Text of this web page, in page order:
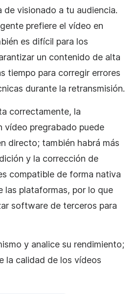
de visionado a tu audiencia.
prefiere el vídeo en
es difícil para los
un contenido de alta
tiempo para corregir errores
durante la retransmisión.
correctamente, la
vídeo pregrabado puede
directo; también habrá más
y la corrección de
compatible de forma nativa
las plataformas, por lo que
software de terceros para
y analice su rendimiento;
la calidad de los vídeos